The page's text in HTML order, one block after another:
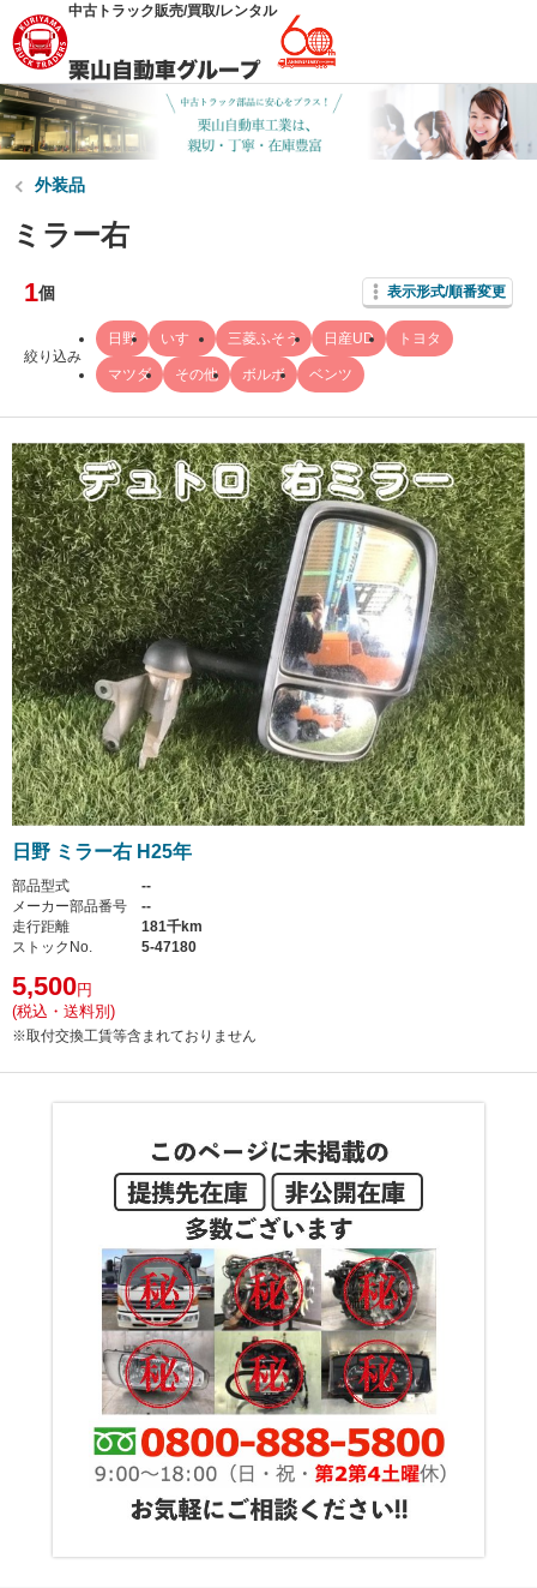
中古トラック販売/買取/レンタル
外装品
ミラー右
1個 表示形式/順番変更
絞り込み
日野 いすゞ 三菱ふそう 日産UD トヨタ
マツダ その他 ボルボ ベンツ
日野 ミラー右 H25年
部品型式
--
メーカー部品番号
--
走行距離
181千km
ストックNo.
5-47180
5,500円
(税込・送料別)
※取付交換工賃等含まれておりません